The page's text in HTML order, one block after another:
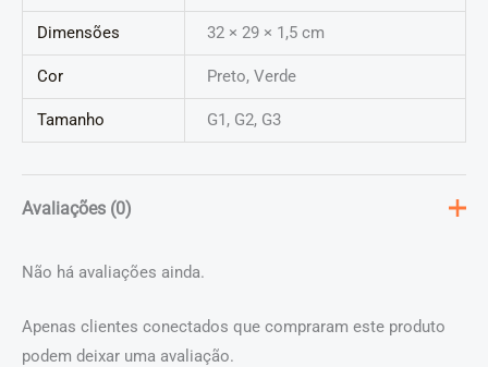
Dimensões 32 × 29 × 1,5 cm
Cor Preto, Verde
Tamanho G1, G2, G3
Avaliações (0)
Não há avaliações ainda.
Apenas clientes conectados que compraram este produto
podem deixar uma avaliação.